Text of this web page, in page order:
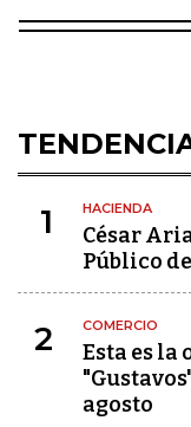
1 HACIENDA
César
Público
2 COMERCIO
Esta es la
agosto